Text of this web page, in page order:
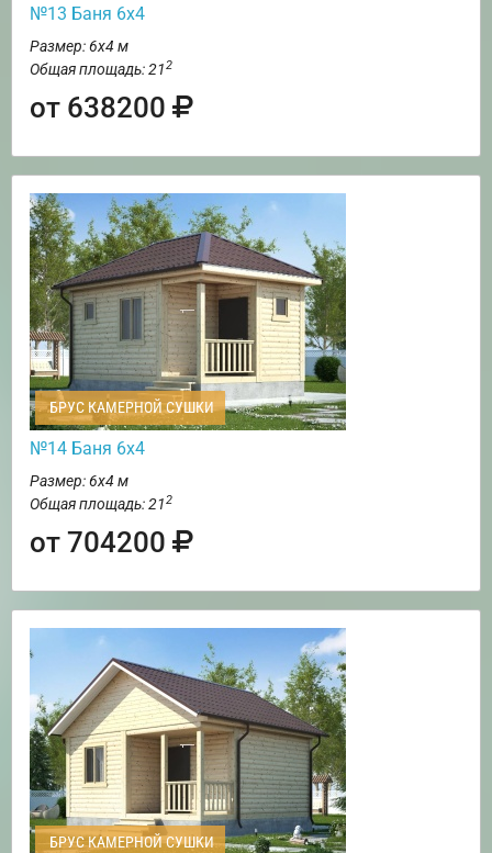
№13 Баня 6х4
Размер: 6х4 м
Общая площадь: 212
от 638200
БРУС КАМЕРНОЙ СУШКИ
№14 Баня 6х4
Размер: 6х4 м
Общая площадь: 212
от 704200
БРУС КАМЕРНОЙ СУШКИ